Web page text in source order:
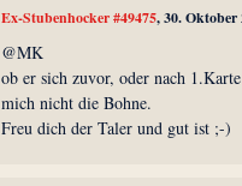
Ex-Stubenhocker #49475, 30. Oktober
@MK
ob er sich zuvor, oder nach
mich nicht die Bohne.
Freu dich der Taler und gut ist ;-)